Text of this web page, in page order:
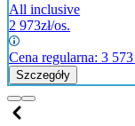
All inclusive
2 973zł/os.
Cena regularna: 3 573
Szczegóły